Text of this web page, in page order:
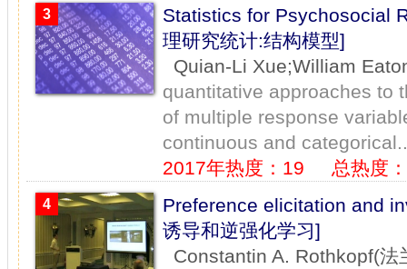
3
Statistics for Psychosocial
理研究统计:结构模型]
Quian-Li Xue;William
quantitative approaches to
of multiple response
continuous and
2017年热度：19
总热度
4
Preference elicitation and
诱导和逆强化学习]
Constantin A. Rothkopf(法